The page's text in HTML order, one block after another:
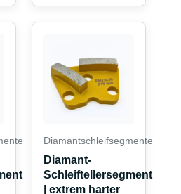
Diamantschleifsegmente
Diamant-
Schleiftellersegment
| extrem harter